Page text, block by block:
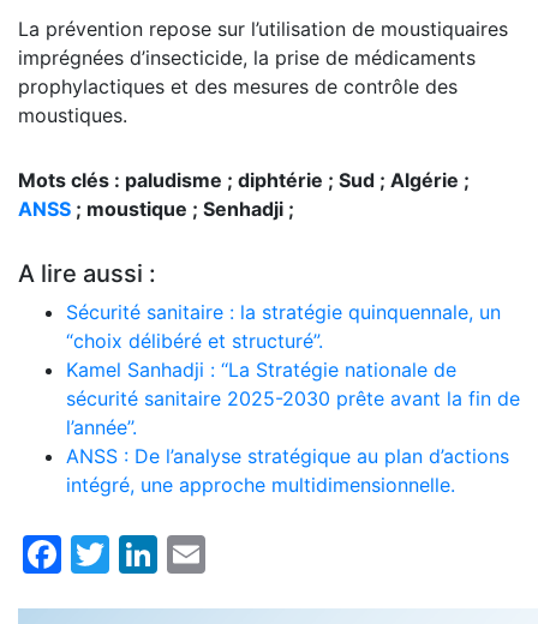
La prévention repose sur l’utilisation de moustiquaires
imprégnées d’insecticide, la prise de médicaments
prophylactiques et des mesures de contrôle des
moustiques.
Mots clés : paludisme ; diphtérie ; Sud ; Algérie ;
ANSS ; moustique ; Senhadji ;
A lire aussi :
Sécurité sanitaire : la stratégie quinquennale, un
“choix délibéré et structuré”.
Kamel Sanhadji : ‘‘La Stratégie nationale de
sécurité sanitaire 2025-2030 prête avant la fin de
l’année’’.
ANSS : De l’analyse stratégique au plan d’actions
intégré, une approche multidimensionnelle.
Facebook
TwitterLinkedIn